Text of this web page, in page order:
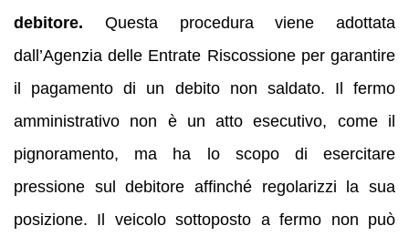
debitore. Questa procedura viene adottata
dall’Agenzia delle Entrate Riscossione per garantire
il pagamento di un debito non saldato. Il fermo
amministrativo non è un atto esecutivo, come il
pignoramento, ma ha lo scopo di esercitare
pressione sul debitore affinché regolarizzi la sua
posizione. Il veicolo sottoposto a fermo non può